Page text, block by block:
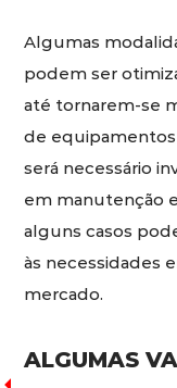
Algumas
podem ser
até tornarem-se
de equipamentos
será necessário
em manutenção
alguns casos
às necessidades
mercado.
ALGUMAS